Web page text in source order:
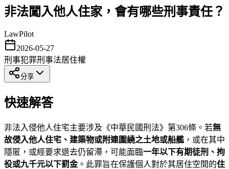
非法闖入他人住家，會有哪些刑事責任？
LawPilot
2026-05-27
刑事犯罪刑事法居住權
分享
快速解答
非法入侵他人住宅主要涉及《中華民國刑法》第306條。若無
故侵入他人住宅、建築物或附連圍繞之土地或船艦 ，或在其中
隱匿，或經要求退去仍留滯，可能面臨一年以下有期徒刑、拘
役或九千元以下罰金。此罪旨在保護個人對於其居住空間的住